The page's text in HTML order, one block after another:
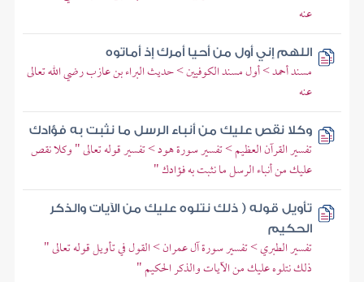
عنه
اللهم إني أول من أحيا أمرك إذ أماتوه
مسند أحمد > أول مسند الكوفيين > حديث البراء بن عازب رضي الله تعالى
عنه
وكلا نقص عليك من أنباء الرسل ما نثبت به فؤادك
تفسير القرآن العظيم > تفسير سورة هود > تفسير قوله تعالى " وكلا نقص
عليك من أنباء الرسل ما نثبت به فؤادك "
تأويل قوله ( ذلك نتلوه عليك من الآيات والذكر
الحكيم
تفسير الطبري > تفسير سورة آل عمران > القول في تأويل قوله تعالى "
ذلك نتلوه عليك من الآيات والذكر الحكيم "